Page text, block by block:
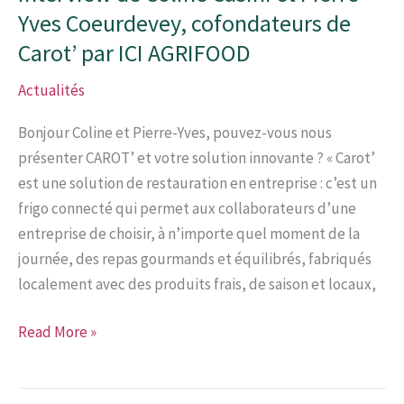
Yves Coeurdevey, cofondateurs de
Carot’ par ICI AGRIFOOD
Actualités
Bonjour Coline et Pierre-Yves, pouvez-vous nous
présenter CAROT’ et votre solution innovante ? « Carot’
est une solution de restauration en entreprise : c’est un
frigo connecté qui permet aux collaborateurs d’une
entreprise de choisir, à n’importe quel moment de la
journée, des repas gourmands et équilibrés, fabriqués
localement avec des produits frais, de saison et locaux,
Interview
Read More »